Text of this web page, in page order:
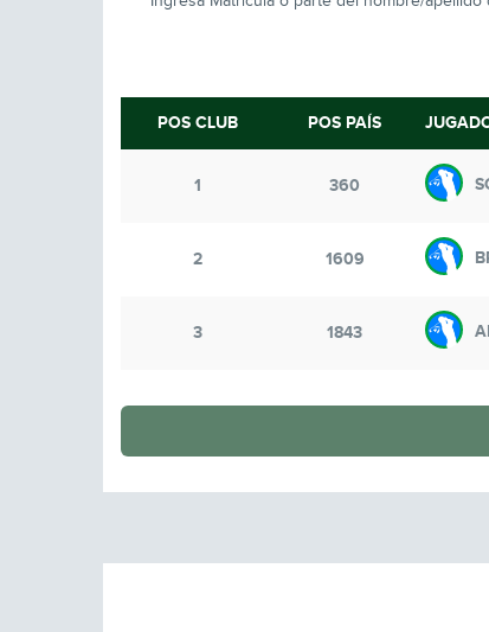
POS CLUB POS PAÍS
1 360
2 1609
3 1843